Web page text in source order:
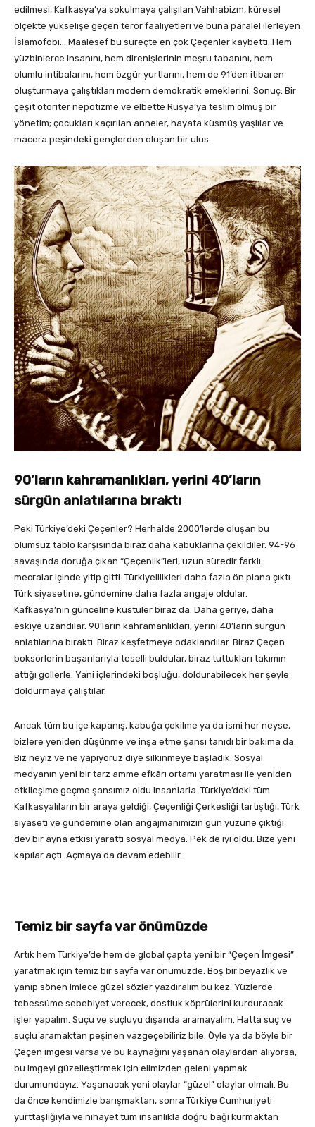
edilmesi, Kafkasya’ya sokulmaya çalışılan Vahhabizm, küresel
ölçekte yükselişe geçen terör faaliyetleri ve buna paralel ilerleyen
İslamofobi… Maalesef bu süreçte en çok Çeçenler kaybetti. Hem
yüzbinlerce insanını, hem direnişlerinin meşru tabanını, hem
olumlu intibalarını, hem özgür yurtlarını, hem de 91’den itibaren
oluşturmaya çalıştıkları modern demokratik emeklerini. Sonuç: Bir
çeşit otoriter nepotizme ve elbette Rusya’ya teslim olmuş bir
yönetim; çocukları kaçırılan anneler, hayata küsmüş yaşlılar ve
macera peşindeki gençlerden oluşan bir ulus.
90’ların kahramanlıkları, yerini 40’ların
sürgün anlatılarına bıraktı
Peki Türkiye’deki Çeçenler? Herhalde 2000’lerde oluşan bu
olumsuz tablo karşısında biraz daha kabuklarına çekildiler. 94-96
savaşında doruğa çıkan “Çeçenlik”leri, uzun süredir farklı
mecralar içinde yitip gitti. Türkiyelilikleri daha fazla ön plana çıktı.
Türk siyasetine, gündemine daha fazla angaje oldular.
Kafkasya’nın günceline küstüler biraz da. Daha geriye, daha
eskiye uzandılar. 90’ların kahramanlıkları, yerini 40’ların sürgün
anlatılarına bıraktı. Biraz keşfetmeye odaklandılar. Biraz Çeçen
boksörlerin başarılarıyla teselli buldular, biraz tuttukları takımın
attığı gollerle. Yani içlerindeki boşluğu, doldurabilecek her şeyle
doldurmaya çalıştılar.
Ancak tüm bu içe kapanış, kabuğa çekilme ya da ismi her neyse,
bizlere yeniden düşünme ve inşa etme şansı tanıdı bir bakıma da.
Biz neyiz ve ne yapıyoruz diye silkinmeye başladık. Sosyal
medyanın yeni bir tarz amme efkârı ortamı yaratması ile yeniden
etkileşime geçme şansımız oldu insanlarla. Türkiye’deki tüm
Kafkasyalıların bir araya geldiği, Çeçenliği Çerkesliği tartıştığı, Türk
siyaseti ve gündemine olan angajmanımızın gün yüzüne çıktığı
dev bir ayna etkisi yarattı sosyal medya. Pek de iyi oldu. Bize yeni
kapılar açtı. Açmaya da devam edebilir.
Temiz bir sayfa var önümüzde
Artık hem Türkiye’de hem de global çapta yeni bir “Çeçen İmgesi”
yaratmak için temiz bir sayfa var önümüzde. Boş bir beyazlık ve
yanıp sönen imlece güzel sözler yazdıralım bu kez. Yüzlerde
tebessüme sebebiyet verecek, dostluk köprülerini kurduracak
işler yapalım. Suçu ve suçluyu dışarıda aramayalım. Hatta suç ve
suçlu aramaktan peşinen vazgeçebiliriz bile. Öyle ya da böyle bir
Çeçen imgesi varsa ve bu kaynağını yaşanan olaylardan alıyorsa,
bu imgeyi güzelleştirmek için elimizden geleni yapmak
durumundayız. Yaşanacak yeni olaylar “güzel” olaylar olmalı. Bu
da önce kendimizle barışmaktan, sonra Türkiye Cumhuriyeti
yurttaşlığıyla ve nihayet tüm insanlıkla doğru bağı kurmaktan